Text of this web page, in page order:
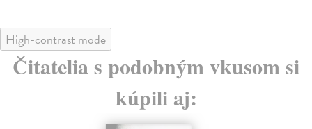
High-contrast mode
Čitatelia s podobným vkusom si
kúpili aj: